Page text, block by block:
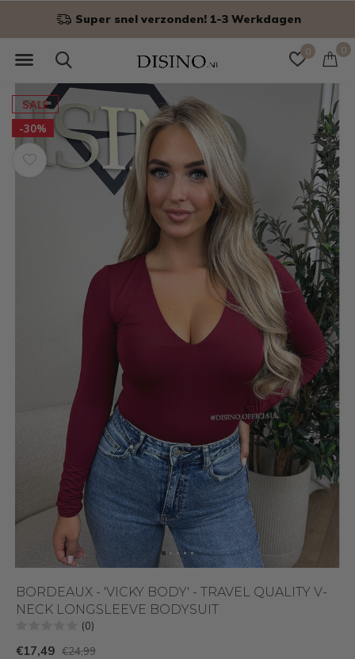
0 0
Super snel verzonden! 1-3 Werkdagen
SALE
-30%
BORDEAUX - 'VICKY BODY' - TRAVEL QUALITY V-
NECK LONGSLEEVE BODYSUIT
(0)
€17,49 €24,99